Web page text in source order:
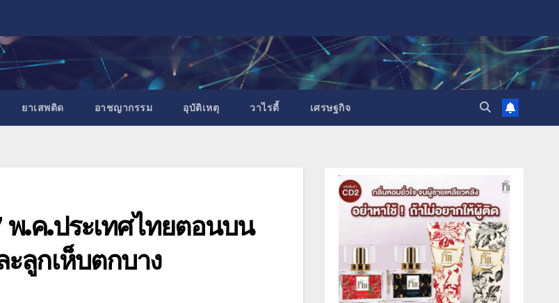
ยาเสพติด อาชญากรรม อุบัติเหตุ วาไรตี้ เศรษฐกิจ
.ค.ประเทศไทยตอนบน
ลูกเห็บตกบาง